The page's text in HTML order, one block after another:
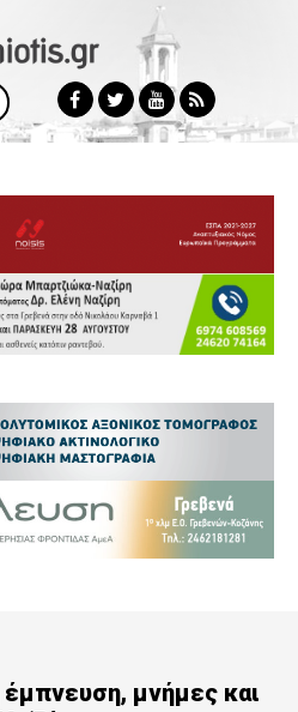
μνήμες και